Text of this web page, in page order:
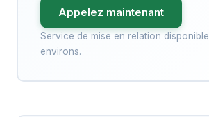
Appelez maintenant
Service de mise en relation
environs.